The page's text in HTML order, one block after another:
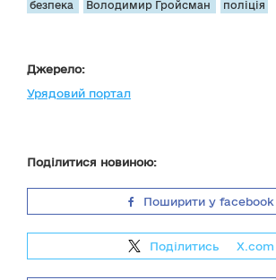
безпека Володимир Гройсман поліція
Джерело:
Урядовий портал
Поділитися новиною:
Поширити у facebook
Поділитись X.com